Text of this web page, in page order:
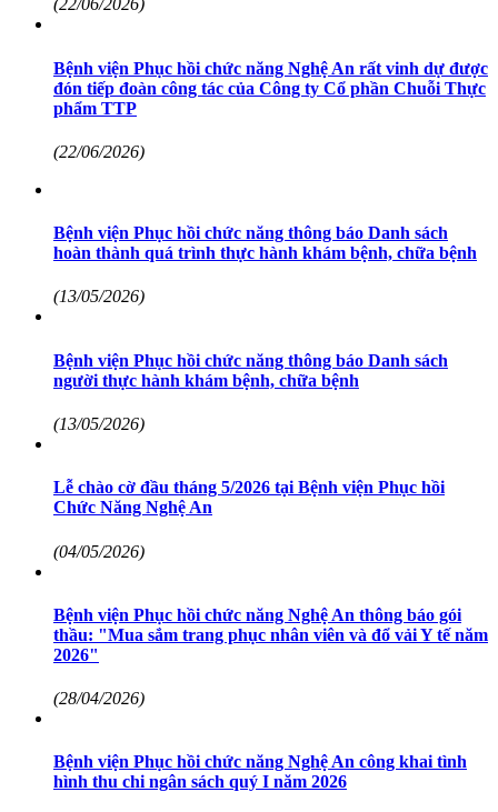
(22/06/2026)
Bệnh viện Phục hồi chức năng Nghệ An rất vinh dự được
đón tiếp đoàn công tác của Công ty Cổ phần Chuỗi Thực
phẩm TTP
(22/06/2026)
Bệnh viện Phục hồi chức năng thông báo Danh sách
hoàn thành quá trình thực hành khám bệnh, chữa bệnh
(13/05/2026)
Bệnh viện Phục hồi chức năng thông báo Danh sách
người thực hành khám bệnh, chữa bệnh
(13/05/2026)
Lễ chào cờ đầu tháng 5/2026 tại Bệnh viện Phục hồi
Chức Năng Nghệ An
(04/05/2026)
Bệnh viện Phục hồi chức năng Nghệ An thông báo gói
thầu: "Mua sắm trang phục nhân viên và đổ vải Y tế năm
2026"
(28/04/2026)
Bệnh viện Phục hồi chức năng Nghệ An công khai tình
hình thu chi ngân sách quý I năm 2026